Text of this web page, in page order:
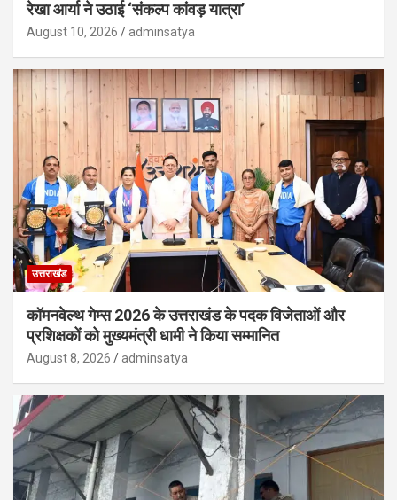
रेखा आर्या ने उठाई ‘संकल्प कांवड़ यात्रा’
August 10, 2026 adminsatya
उत्तराखंड
कॉमनवेल्थ गेम्स 2026 के उत्तराखंड के पदक विजेताओं और
प्रशिक्षकों को मुख्यमंत्री धामी ने किया सम्मानित
August 8, 2026 adminsatya